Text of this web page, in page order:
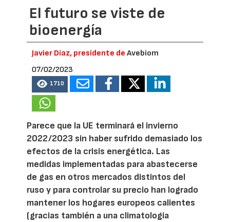
El futuro se viste de
bioenergía
Javier Díaz, presidente deAvebiom
07/02/2023
1710
Parece que la UE terminará el invierno
2022/2023 sin haber sufrido demasiado los
efectos de la crisis energética. Las
medidas implementadas para abastecerse
de gas en otros mercados distintos del
ruso y para controlar su precio han logrado
mantener los hogares europeos calientes
(gracias también a una climatología